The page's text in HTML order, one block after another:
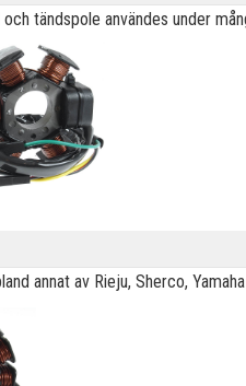
tändspole användes under
annat av Rieju, Sherco,